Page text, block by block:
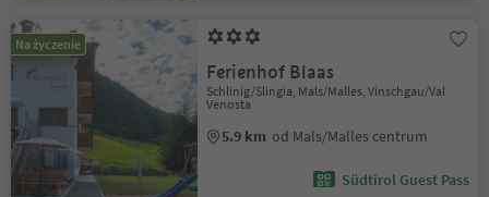
Na życzenie
Ferienhof Blaas
Schlinig/Slingia, Mals/Malles, Vinschgau/Val
Venosta
5.9 km od Mals/Malles centrum
Südtirol Guest Pass